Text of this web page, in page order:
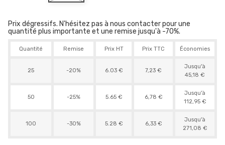
Prix dégressifs. N'hésitez pas à nous contacter pour une
quantité plus importante et une remise jusqu'à -70%.
Quantité Remise Prix HT Prix TTC Économies
25 -20% 6.03 € 7,23 €
Jusqu'à
45,18 €
50 -25% 5.65 € 6,78 €
Jusqu'à
112,95 €
100 -30% 5.28 € 6,33 €
Jusqu'à
271,08 €